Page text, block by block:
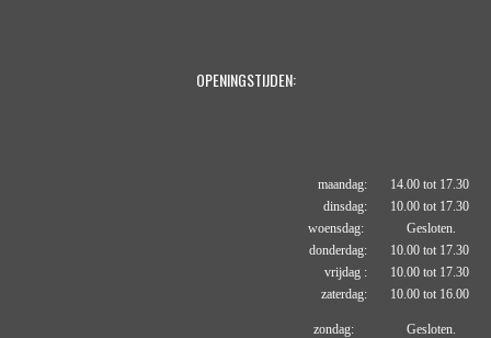
OPENINGSTIJDEN:
maandag: 14.00 tot 17.30
dinsdag: 10.00 tot 17.30
woensdag: Gesloten.
donderdag: 10.00 tot 17.30
vrijdag : 10.00 tot 17.30
zaterdag: 10.00 tot 16.00
zondag: Gesloten.